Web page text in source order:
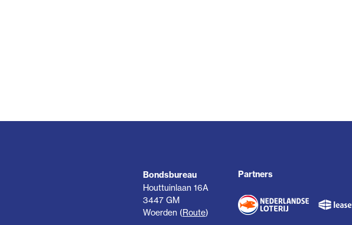
Bondsbureau
Houttuinlaan 16A
3447 GM
Woerden (Route)
Partners